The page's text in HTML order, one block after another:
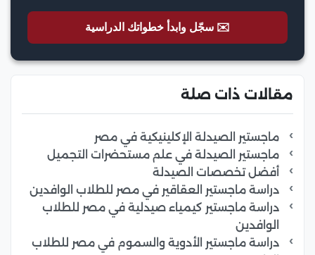
✉️ سجّل وابدأ خطواتك الدراسية
مقالات ذات صلة
ماجستير الصيدلة الإكلينيكية في مصر
ماجستير الصيدلة في علم مستحضرات التجميل
أفضل تخصصات الصيدلة
دراسة ماجستير العقاقير في مصر للطلاب الوافدين
دراسة ماجستير كيمياء صيدلية في مصر للطلاب
الوافدين
دراسة ماجستير الأدوية والسموم في مصر للطلاب